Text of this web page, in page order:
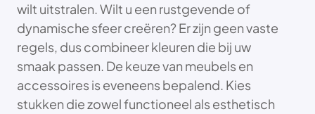
wilt uitstralen. Wilt u een rustgevende of
dynamische sfeer creëren? Er zijn geen vaste
regels, dus combineer kleuren die bij uw
smaak passen. De keuze van meubels en
accessoires is eveneens bepalend. Kies
stukken die zowel functioneel als esthetisch